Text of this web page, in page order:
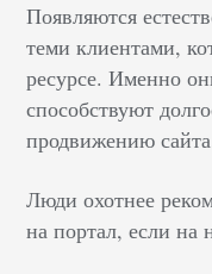
Появляются
теми клиентами,
ресурсе. Именно
способствуют
продвижению
Люди охотнее
на портал, если на